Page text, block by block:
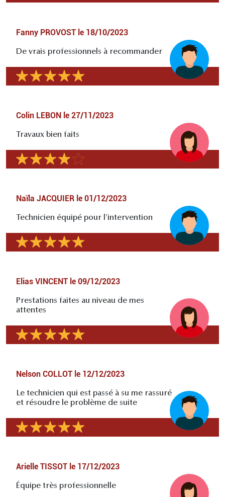
Fanny PROVOST le 18/10/2023
De vrais professionnels à recommander
Colin LEBON le 27/11/2023
Travaux bien faits
Naïla JACQUIER le 01/12/2023
Technicien équipé pour l'intervention
Elias VINCENT le 09/12/2023
Prestations faites au niveau de mes
attentes
Nelson COLLOT le 12/12/2023
Le technicien qui est passé à su me rassuré
et résoudre le problème de suite
Arielle TISSOT le 17/12/2023
Équipe très professionnelle